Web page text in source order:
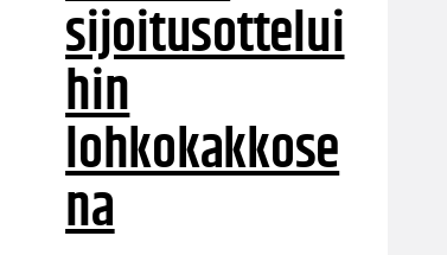
sijoitusottelui
hin
lohkokakkose
na